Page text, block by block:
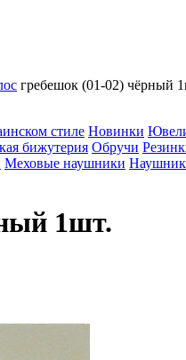
гребешок (01-02) чёрный
стиле Новинки
бижутерия Обручи
Меховые наушники
1шт.